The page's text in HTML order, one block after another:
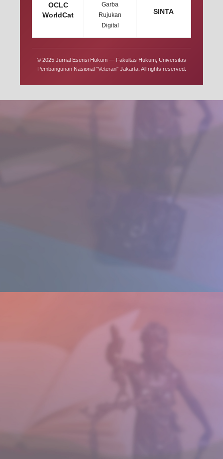
OCLC
WorldCat
Garba
Rujukan
Digital
SINTA
© 2025 Jurnal Esensi Hukum — Fakultas Hukum, Universitas
Pembangunan Nasional "Veteran" Jakarta. All rights reserved.